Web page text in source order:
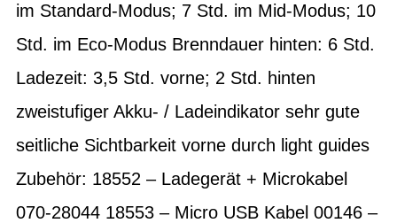
im Standard-Modus; 7 Std. im Mid-Modus; 10
Std. im Eco-Modus Brenndauer hinten: 6 Std.
Ladezeit: 3,5 Std. vorne; 2 Std. hinten
zweistufiger Akku- / Ladeindikator sehr gute
seitliche Sichtbarkeit vorne durch light guides
Zubehör: 18552 – Ladegerät + Microkabel
070-28044 18553 – Micro USB Kabel 00146 –